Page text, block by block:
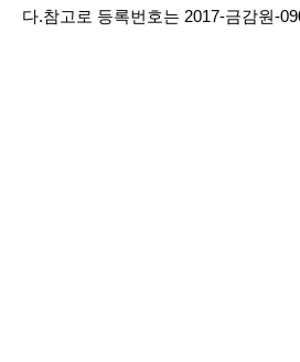
다.참고로 등록번호는 2017-금감원-